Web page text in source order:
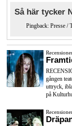
Så här tycker
Pingback: Presse /
gången
uttryck,
på